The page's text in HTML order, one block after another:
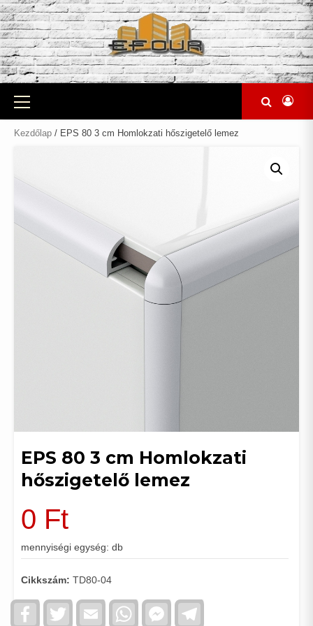
Skip
to
content
Primary
Menu
Kezdőlap / EPS 80 3 cm Homlokzati hőszigetelő lemez
EPS 80 3 cm Homlokzati
hőszigetelő lemez
0 Ft
mennyiségi egység: db
Cikkszám: TD80-04
FacebookTwitter Email WhatsAppFacebook
Messenger